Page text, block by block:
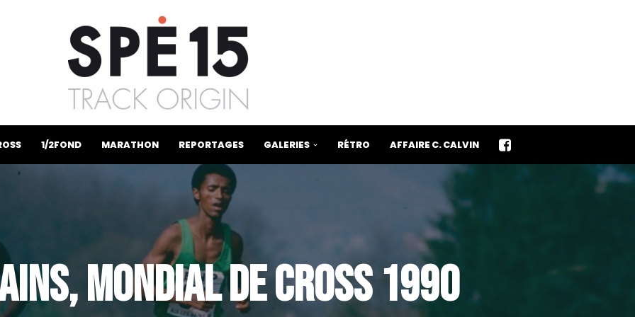
1/2FOND MARATHON REPORTAGES GALERIES RÉTRO AFFAIRE C. CALVIN
MONDIAL DE CROSS 1990